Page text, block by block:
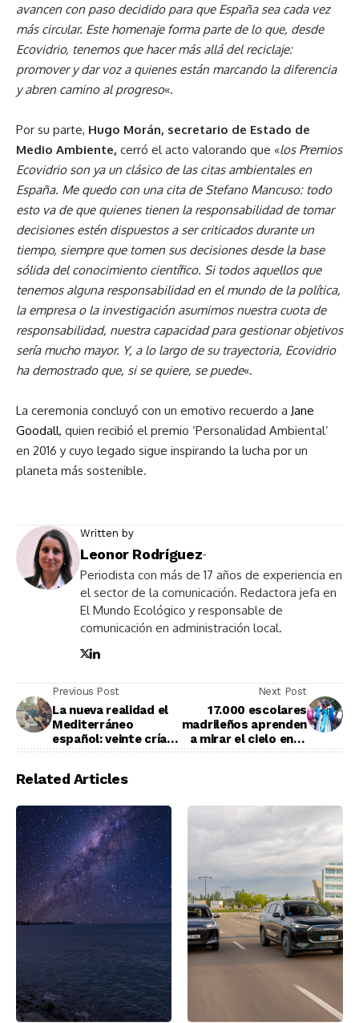
avancen con paso decidido para que España sea cada vez
más circular. Este homenaje forma parte de lo que, desde
Ecovidrio, tenemos que hacer más allá del reciclaje:
promover y dar voz a quienes están marcando la diferencia
y abren camino al progreso«.
Por su parte, Hugo Morán, secretario de Estado de
Medio Ambiente, cerró el acto valorando que «los Premios
Ecovidrio son ya un clásico de las citas ambientales en
España. Me quedo con una cita de Stefano Mancuso: todo
esto va de que quienes tienen la responsabilidad de tomar
decisiones estén dispuestos a ser criticados durante un
tiempo, siempre que tomen sus decisiones desde la base
sólida del conocimiento científico. Si todos aquellos que
tenemos alguna responsabilidad en el mundo de la política,
la empresa o la investigación asumimos nuestra cuota de
responsabilidad, nuestra capacidad para gestionar objetivos
sería mucho mayor. Y, a lo largo de su trayectoria, Ecovidrio
ha demostrado que, si se quiere, se puede«.
La ceremonia concluyó con un emotivo recuerdo a Jane
Goodall, quien recibió el premio ‘Personalidad Ambiental’
en 2016 y cuyo legado sigue inspirando la lucha por un
planeta más sostenible.
Written by
Leonor Rodríguez-
Periodista con más de 17 años de experiencia en
el sector de la comunicación. Redactora jefa en
El Mundo Ecológico y responsable de
comunicación en administración local.
Previous Post
La nueva realidad el
Mediterráneo
español: veinte crías
supervivencia
Next Post
17.000 escolares
madrileños aprenden
a mirar el cielo en la
Related Articles